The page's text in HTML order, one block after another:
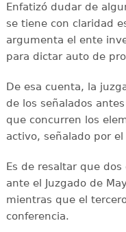
Enfatizó dudar de
se tiene con claridad
argumenta el ente
para dictar auto de
De esa cuenta, la
de los señalados
que concurren los
activo, señalado por el
Es de resaltar que
ante el Juzgado de
mientras que el
conferencia.